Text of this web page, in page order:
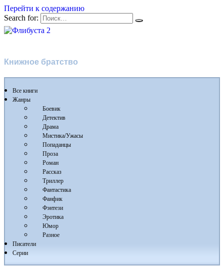
Перейти к содержанию
Search for:
Книжное братство
Все книги
Жанры
Боевик
Детектив
Драма
Мистика/Ужасы
Попаданцы
Проза
Роман
Рассказ
Триллер
Фантастика
Фанфик
Фэнтези
Эротика
Юмор
Разное
Писатели
Серии